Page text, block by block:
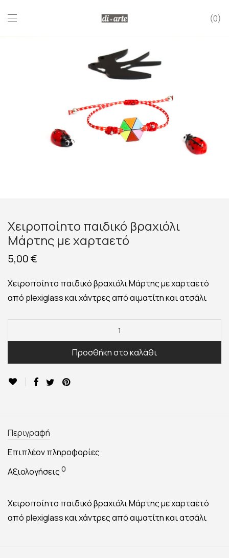
0
Χειροποίητο παιδικό βραχιόλι
Μάρτης με χαρταετό
5,00€
Χειροποίητο παιδικό βραχιόλι Μάρτης με χαρταετό
από plexiglass και χάντρες από αιματίτη και ατσάλι
Προσθήκη στο καλάθι
Περιγραφή
Επιπλέον πληροφορίες
Αξιολογήσεις 0
Χειροποίητο παιδικό βραχιόλι Μάρτης με χαρταετό
από plexiglass και χάντρες από αιματίτη και ατσάλι